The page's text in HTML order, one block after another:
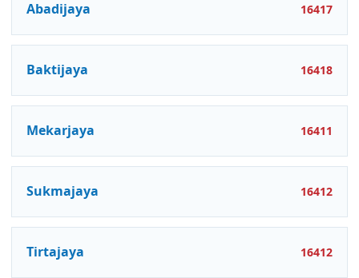
Abadijaya 16417
Baktijaya 16418
Mekarjaya 16411
Sukmajaya 16412
Tirtajaya 16412